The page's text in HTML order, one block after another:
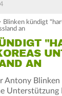
Blinken kündigt
an
AN
Antony
Unterstützung